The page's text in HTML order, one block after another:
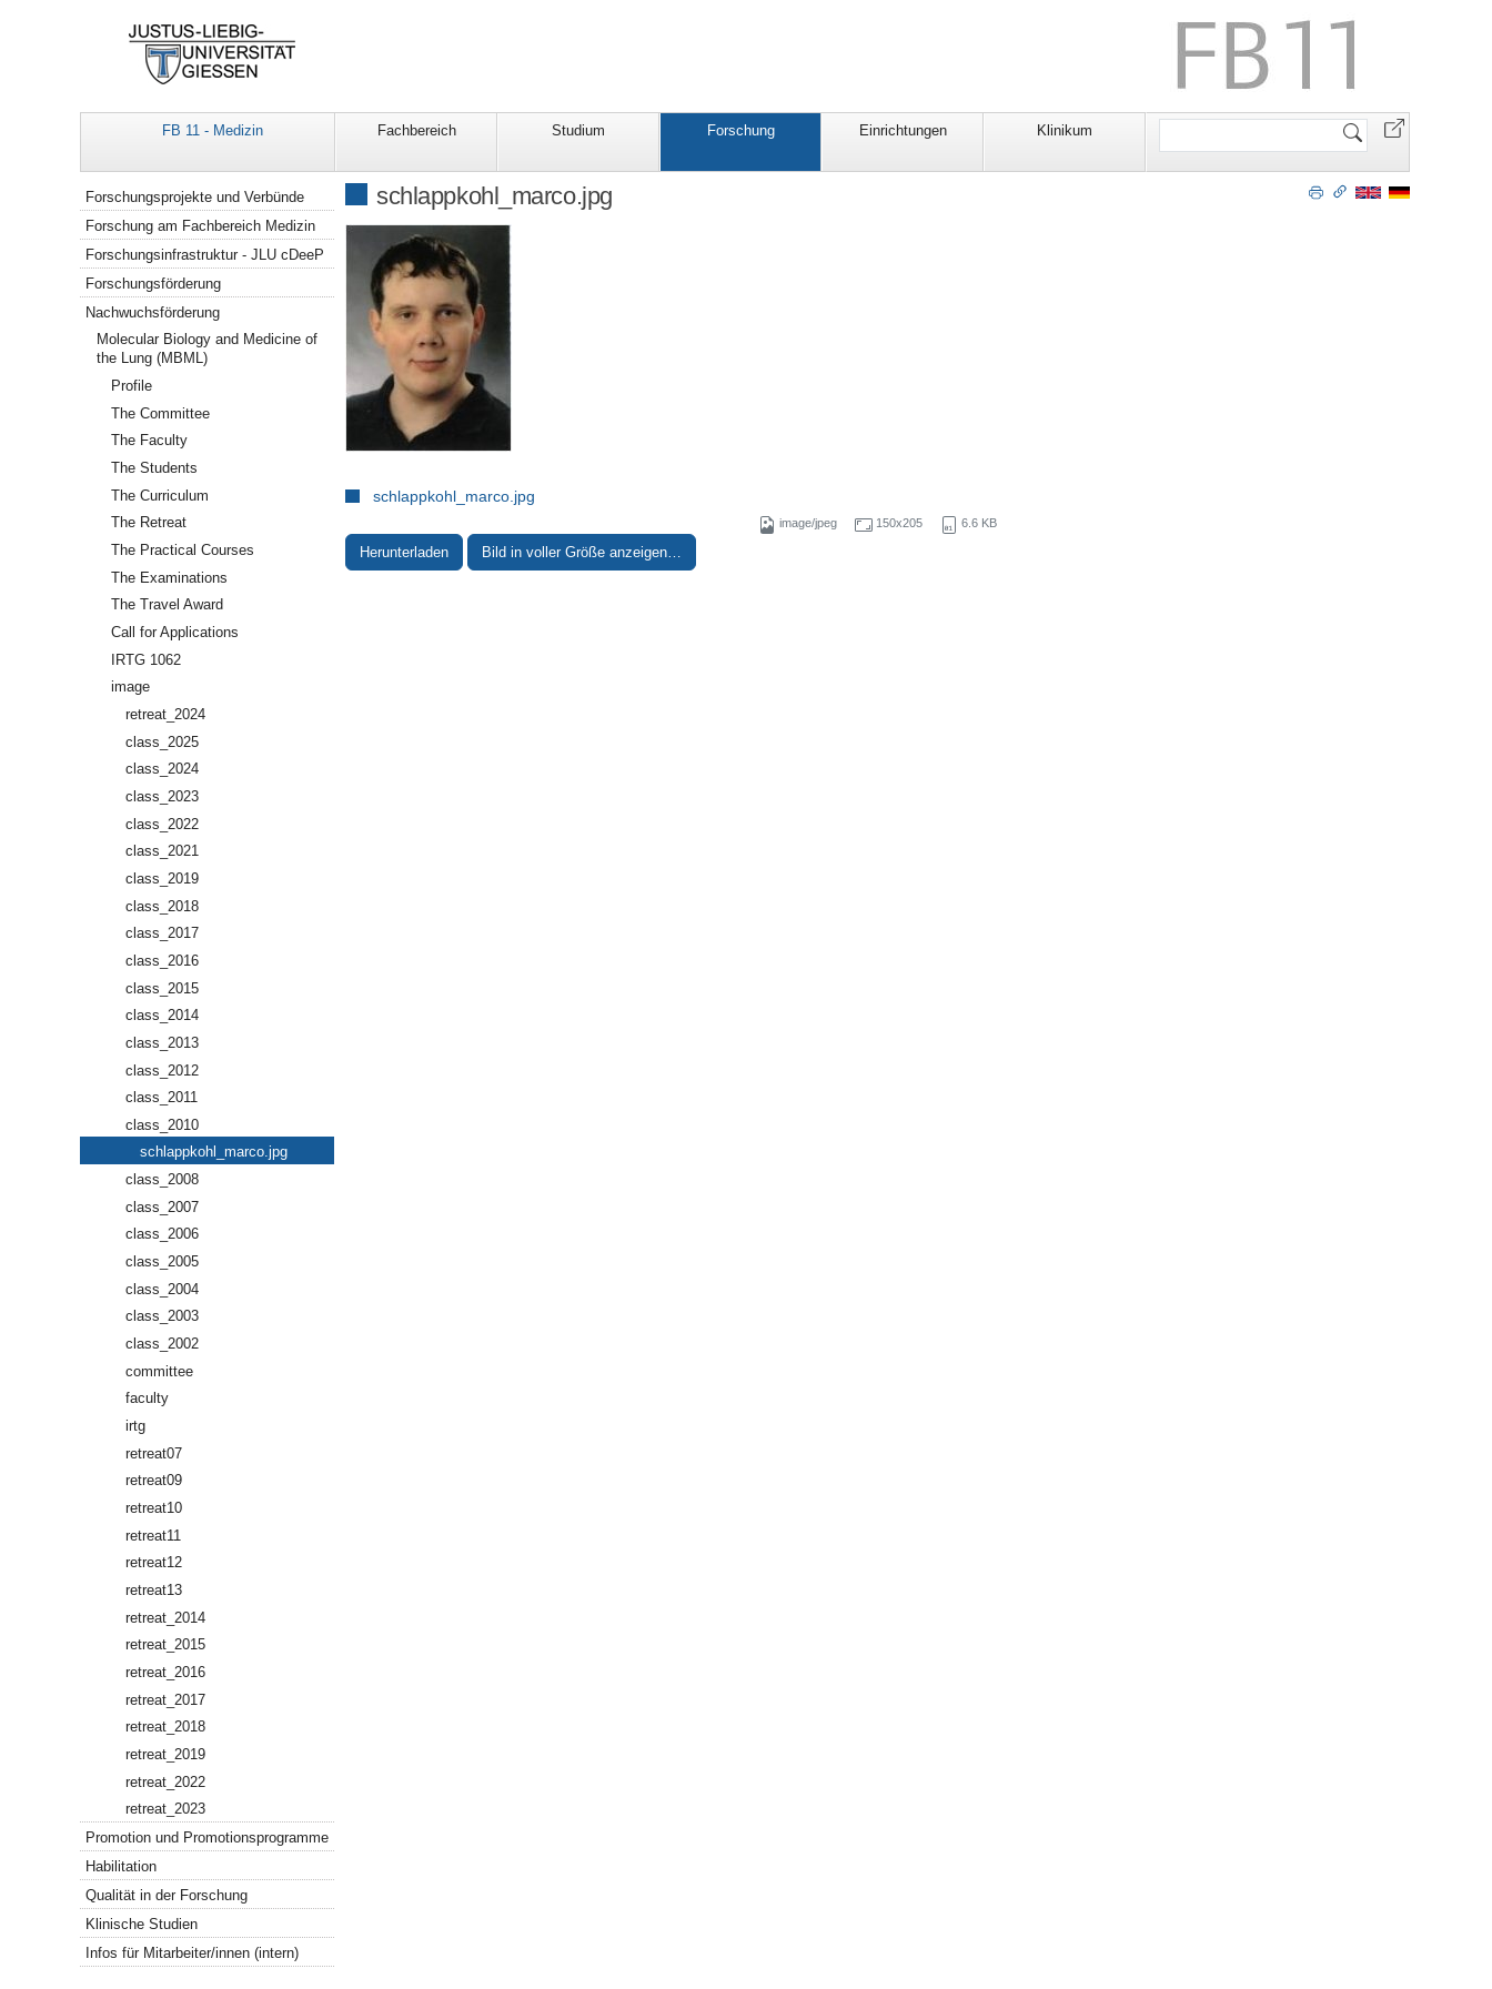
FB 11 - Medizin Fachbereich Studium Forschung Einrichtungen Klinikum
Website
schlappkohl_marco.jpg
schlappkohl_marco.jpg
image/jpeg 150x205 6.6 KB
Herunterladen Bild in voller Größe anzeigen…
Navigation
Forschungsprojekte und Verbünde
Forschung am Fachbereich Medizin
Forschungsinfrastruktur - JLU cDeeP
Forschungsförderung
Nachwuchsförderung
Molecular Biology and Medicine of
the Lung (MBML)
Profile
The Committee
The Faculty
The Students
The Curriculum
The Retreat
The Practical Courses
The Examinations
The Travel Award
Call for Applications
IRTG 1062
image
retreat_2024
class_2025
class_2024
class_2023
class_2022
class_2021
class_2019
class_2018
class_2017
class_2016
class_2015
class_2014
class_2013
class_2012
class_2011
class_2010
schlappkohl_marco.jpg
class_2008
class_2007
class_2006
class_2005
class_2004
class_2003
class_2002
committee
faculty
irtg
retreat07
retreat09
retreat10
retreat11
retreat12
retreat13
retreat_2014
retreat_2015
retreat_2016
retreat_2017
retreat_2018
retreat_2019
retreat_2022
retreat_2023
Promotion und Promotionsprogramme
Habilitation
Qualität in der Forschung
Klinische Studien
Infos für Mitarbeiter/innen (intern)